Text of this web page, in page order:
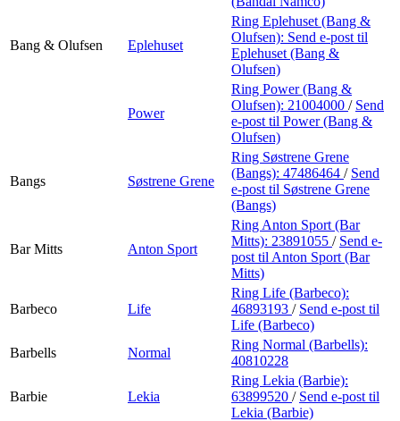
Bang & Olufsen Eplehuset
Ring Eplehuset (Bang &
Olufsen): Send e-post til
Eplehuset (Bang &
Olufsen)
Power
Ring Power (Bang &
Olufsen): 21004000 / Send
e-post til Power (Bang &
Olufsen)
Bangs Søstrene Grene
Ring Søstrene Grene
(Bangs): 47486464 / Send
e-post til Søstrene Grene
(Bangs)
Bar Mitts Anton Sport
Ring Anton Sport (Bar
Mitts): 23891055 / Send e-
post til Anton Sport (Bar
Mitts)
Barbeco Life
Ring Life (Barbeco):
46893193 / Send e-post til
Life (Barbeco)
Barbells
Normal
Ring Normal (Barbells):
40810228
Barbie Lekia
Ring Lekia (Barbie):
63899520 / Send e-post til
Lekia (Barbie)